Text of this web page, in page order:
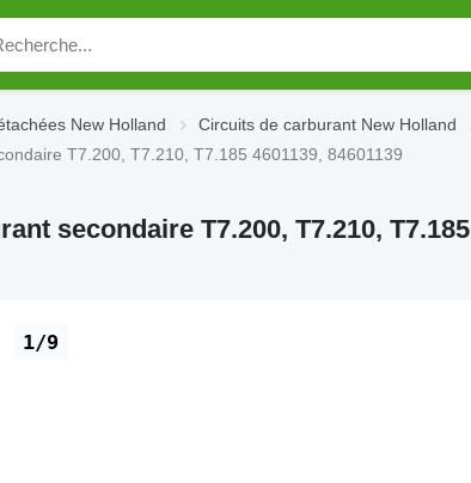
New Holland Circuits de carburant New Holland
T7.200, T7.210, T7.185 4601139, 84601139
secondaire T7.200, T7.210, T7.185
1/9